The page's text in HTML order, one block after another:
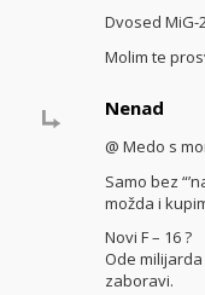
Dvosed
Molim te
Nenad
@ Medo s
Samo bez
možda i
Novi F – 16 ?
Ode milijarda
zaboravi.